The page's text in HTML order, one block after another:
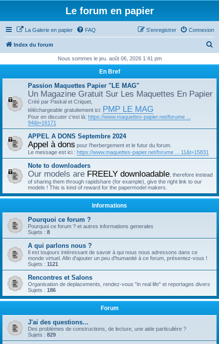
Le forum en papier
La Galerie en papier FAQ Connexion
S’enregistrer
Index du forum
h
Nous sommes le jeu. août 06, 2026 1:41 pm
En Bref
Passion Maquettes Papier "LE MAG"
Un Magazine Gratuit Sur Les Maquettes En Papier
Créé par Paskal et Criquet,
téléchargeable gratuitement ici: PMP LE MAG
Pour en discuter c'est là: https://www.maquettes-papier.net/forume ...
94&t=16171
APPEL A DONS Septembre 2024
Appel à dons pour l'herbergement et le futur du forum.
Le message est ici : https://www.maquettes-papier.net/forume ... 11&t=15831
Note to downloaders
Our models are FREELY downloadable , therefore instead
of sharing them through rapidshare (for example), give the right link to our
models ! This is kind of reward for the papermodel makers.
Informations
Pourquoi ce forum ?
Pourquoi ce forum ? et autres informations generales
Sujets : 8
A qui parlons nous ?
Il est toujours intéressant de savoir à qui nous nous adressons dans ce
monde virtuel. Afin d'ajouter un peu d'humanité à ce forum, présentez-vous !
Sujets : 1121
Rencontres et Salons
Organisation de deplacements, rendez-vous "in real life" et reportages divers
Sujets : 186
Forum
J'ai des questions...
Des problèmes de constructions, de lecture, une aide particulière ?
Sujets : 829